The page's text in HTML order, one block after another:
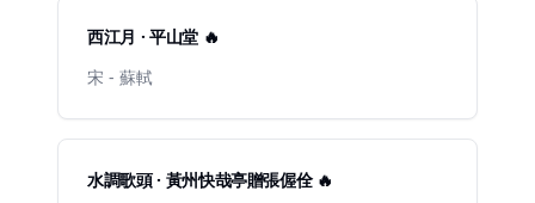
西江月 · 平山堂 🔥
宋 - 蘇軾
水調歌頭 · 黃州快哉亭贈張偓佺 🔥